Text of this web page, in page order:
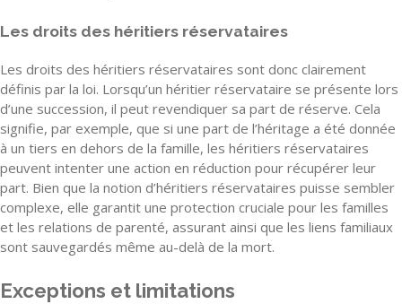
Les droits des héritiers réservataires
Les droits des héritiers réservataires sont donc clairement
définis par la loi. Lorsqu’un héritier réservataire se présente lors
d’une succession, il peut revendiquer sa part de réserve. Cela
signifie, par exemple, que si une part de l’héritage a été donnée
à un tiers en dehors de la famille, les héritiers réservataires
peuvent intenter une action en réduction pour récupérer leur
part. Bien que la notion d’héritiers réservataires puisse sembler
complexe, elle garantit une protection cruciale pour les familles
et les relations de parenté, assurant ainsi que les liens familiaux
sont sauvegardés même au-delà de la mort.
Exceptions et limitations